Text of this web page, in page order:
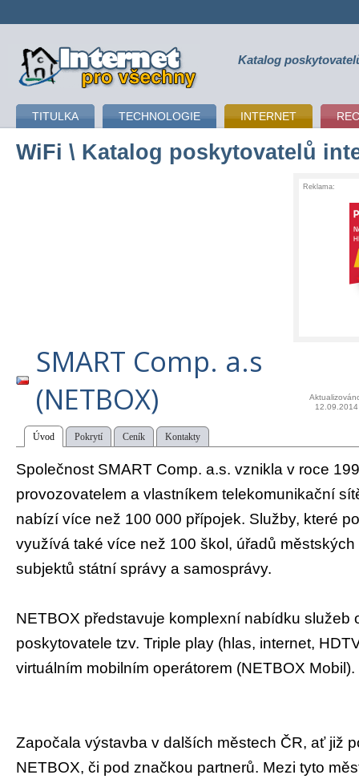
připojení k internetu Katalog
TITULKA TECHNOLOGIE INTERNET
WiFi \ Katalog poskytovatelů
Reklama:
SMART Comp. a.s
(NETBOX)
12.09.2014
Úvod Pokrytí Ceník Kontakty
Společnost SMART Comp. a.s. vznikla v roce
provozovatelem a vlastníkem telekomunikační
nabízí více než 100 000 přípojek. Služby, které
využívá také více než 100 škol, úřadů
subjektů státní správy a samosprávy.
NETBOX představuje komplexní nabídku služeb
poskytovatele tzv. Triple play (hlas, internet,
virtuálním mobilním operátorem (NETBOX Mobil).
Započala výstavba v dalších městech ČR, ať již
NETBOX, či pod značkou partnerů. Mezi tyto